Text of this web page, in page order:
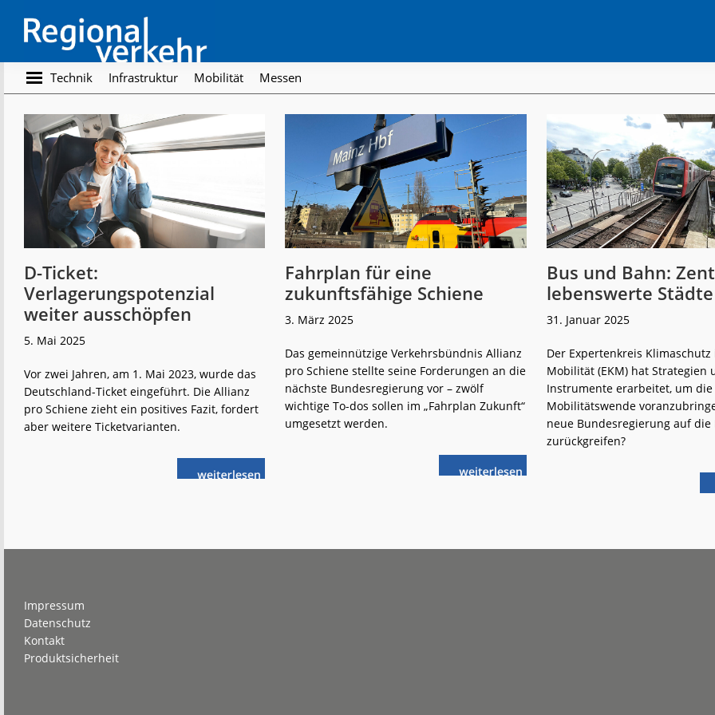
main
content
footer
Regionalverkehr
Die
Fachzeitschrift
den
Öffentlichen
Personennahverkehr
Technik Infrastruktur Mobilität Messen
D-Ticket:
Verlagerungspotenzial
weiter ausschöpfen
5. Mai 2025
Vor zwei Jahren, am 1. Mai 2023, wurde das
Deutschland-Ticket eingeführt. Die Allianz
pro Schiene zieht ein positives Fazit, fordert
aber weitere Ticketvarianten.
weiterlese
nD-
Fahrplan für eine
zukunftsfähige Schiene
3. März 2025
Das gemeinnützige Verkehrsbündnis Allianz
pro Schiene stellte seine Forderungen an die
nächste Bundesregierung vor – zwölf
wichtige To-dos sollen im „Fahrplan Zukunft“
umgesetzt werden.
weiterlese
nFahrplan
Bus und Bahn:
lebenswerte Städte
31. Januar 2025
Der Expertenkreis
Mobilität (EKM) hat Strategien
Instrumente erarbeitet, um die
Mobilitätswende
neue Bundesregierung auf die
zurückgreifen?
Impressum
Datenschutz
Kontakt
Produktsicherheit